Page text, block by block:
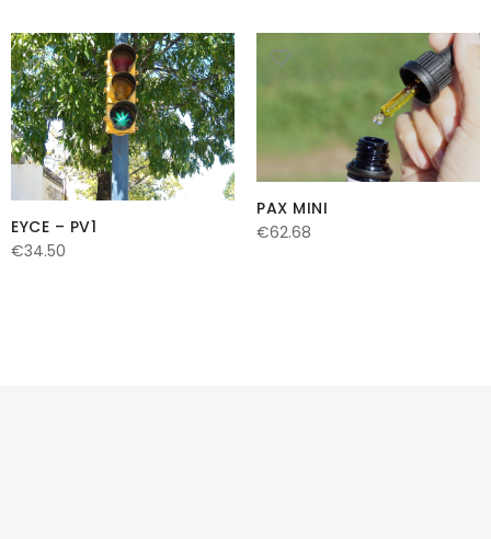
EYCE – PV1
€34.50
PAX MINI
€62.68